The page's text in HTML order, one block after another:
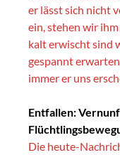
er lässt sich nicht
ein, stehen wir
kalt erwischt sind
gespannt
immer er uns
Entfallen:
Die heute-